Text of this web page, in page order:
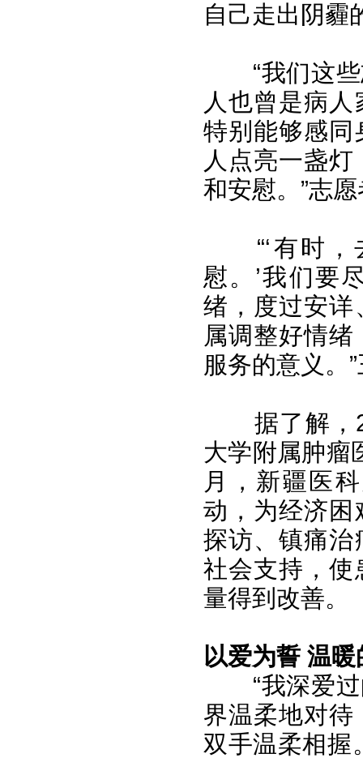
自己走出阴霾
“我们这
人也曾是病
特别能够感同
人点亮一盏
和安慰。”志
“‘有时
慰。’我们要
绪，度过安详
属调整好情
服务的意义。
据了解
大学附属肿瘤
月，新疆医
动，为经济困
探访、镇痛治
社会支持，使
量得到改善。
以爱为誓 温暖
“我深爱
界温柔地对
双手温柔相握